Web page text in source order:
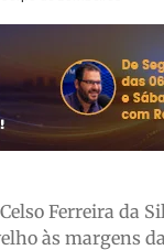
Ferreira da
às margens